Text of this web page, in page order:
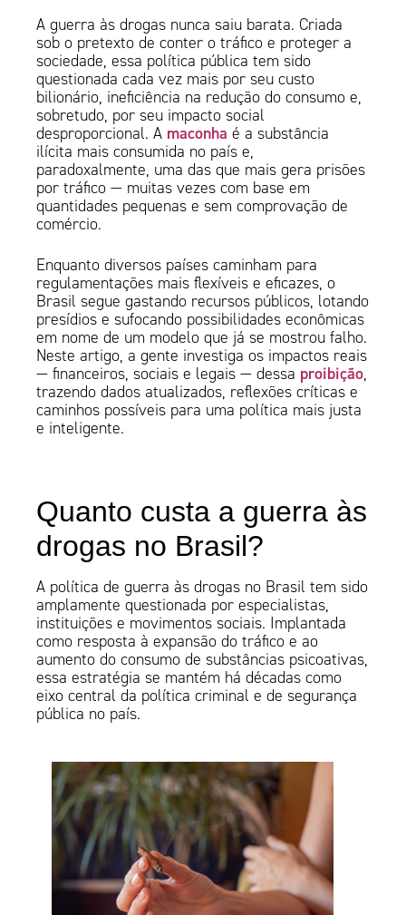
A guerra às drogas nunca saiu barata. Criada
sob o pretexto de conter o tráfico e proteger a
sociedade, essa política pública tem sido
questionada cada vez mais por seu custo
bilionário, ineficiência na redução do consumo e,
sobretudo, por seu impacto social
desproporcional. A maconha é a substância
ilícita mais consumida no país e,
paradoxalmente, uma das que mais gera prisões
por tráfico — muitas vezes com base em
quantidades pequenas e sem comprovação de
comércio.
Enquanto diversos países caminham para
regulamentações mais flexíveis e eficazes, o
Brasil segue gastando recursos públicos, lotando
presídios e sufocando possibilidades econômicas
em nome de um modelo que já se mostrou falho.
Neste artigo, a gente investiga os impactos reais
— financeiros, sociais e legais — dessa proibição,
trazendo dados atualizados, reflexões críticas e
caminhos possíveis para uma política mais justa
e inteligente.
Quanto custa a guerra às
drogas no Brasil?
A política de guerra às drogas no Brasil tem sido
amplamente questionada por especialistas,
instituições e movimentos sociais. Implantada
como resposta à expansão do tráfico e ao
aumento do consumo de substâncias psicoativas,
essa estratégia se mantém há décadas como
eixo central da política criminal e de segurança
pública no país.